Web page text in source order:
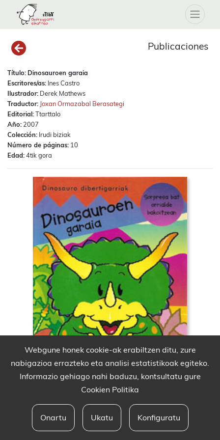
Publicaciones
Título: Dinosauroen garaia
Escritores/as: Ines Castro
Ilustrador: Derek Mathews
Traductor: Joxan Ormazabal Berasategi
Editorial:Ttarttalo
Año: 2007
Colección: Irudi biziak
Número de páginas: 10
Edad:4tik gora
Webgune honek cookie-ak erabiltzen ditu, zure
nabigazioa errazteko eta analisi estatistikoak egiteko.
Informazio gehiago nahi baduzu, kontsultatu gure
Cookien Politika
Onartu Ukatu Konfiguratu